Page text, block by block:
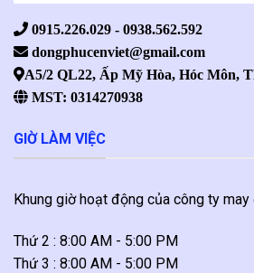
0915.226.029 - 0938.562.592
dongphucenviet@gmail.com
A5/2 QL22, Ấp Mỹ Hòa, Hóc Môn,
MST: 0314270938
GIỜ LÀM VIỆC
Khung giờ hoạt động của công ty may
Thứ 2 : 8:00 AM - 5:00 PM
Thứ 3 : 8:00 AM - 5:00 PM